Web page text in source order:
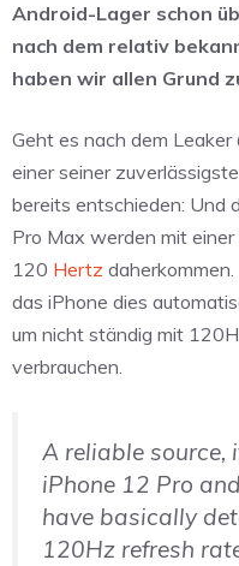
Android-Lager schon
nach dem relativ
haben wir allen Grund
Geht es nach dem
einer seiner
bereits entschieden: Und
Pro Max werden mit
120 Hertz
das iPhone dies
um nicht ständig mit
verbrauchen.
A reliable source,
iPhone 12 Pro
have basically
120Hz refresh